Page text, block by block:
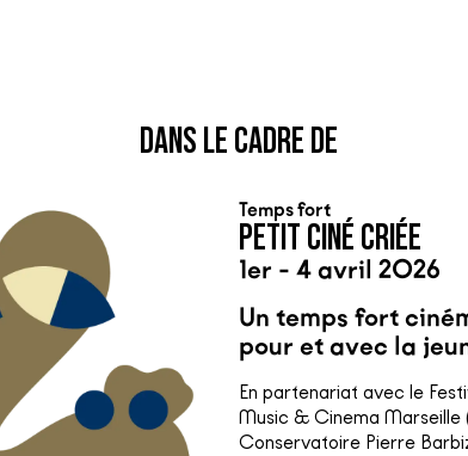
DANS LE CADRE DE
Temps fort
PETIT CINÉ CRIÉE
1er - 4 avril 2026
Un temps fort
pour et avec la
En partenariat avec le
Music & Cinema
Conservatoire Pierre